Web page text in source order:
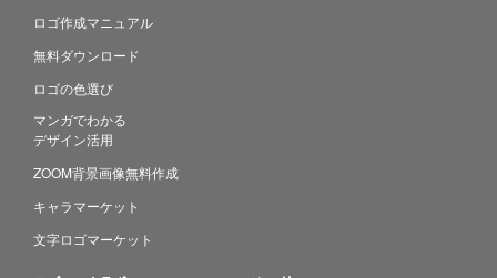
ロゴ作成マニュアル
無料ダウンロード
ロゴの色選び
マンガでわかる
デザイン活用
ZOOM背景画像無料作成
キャラマーケット
文字ロゴマーケット